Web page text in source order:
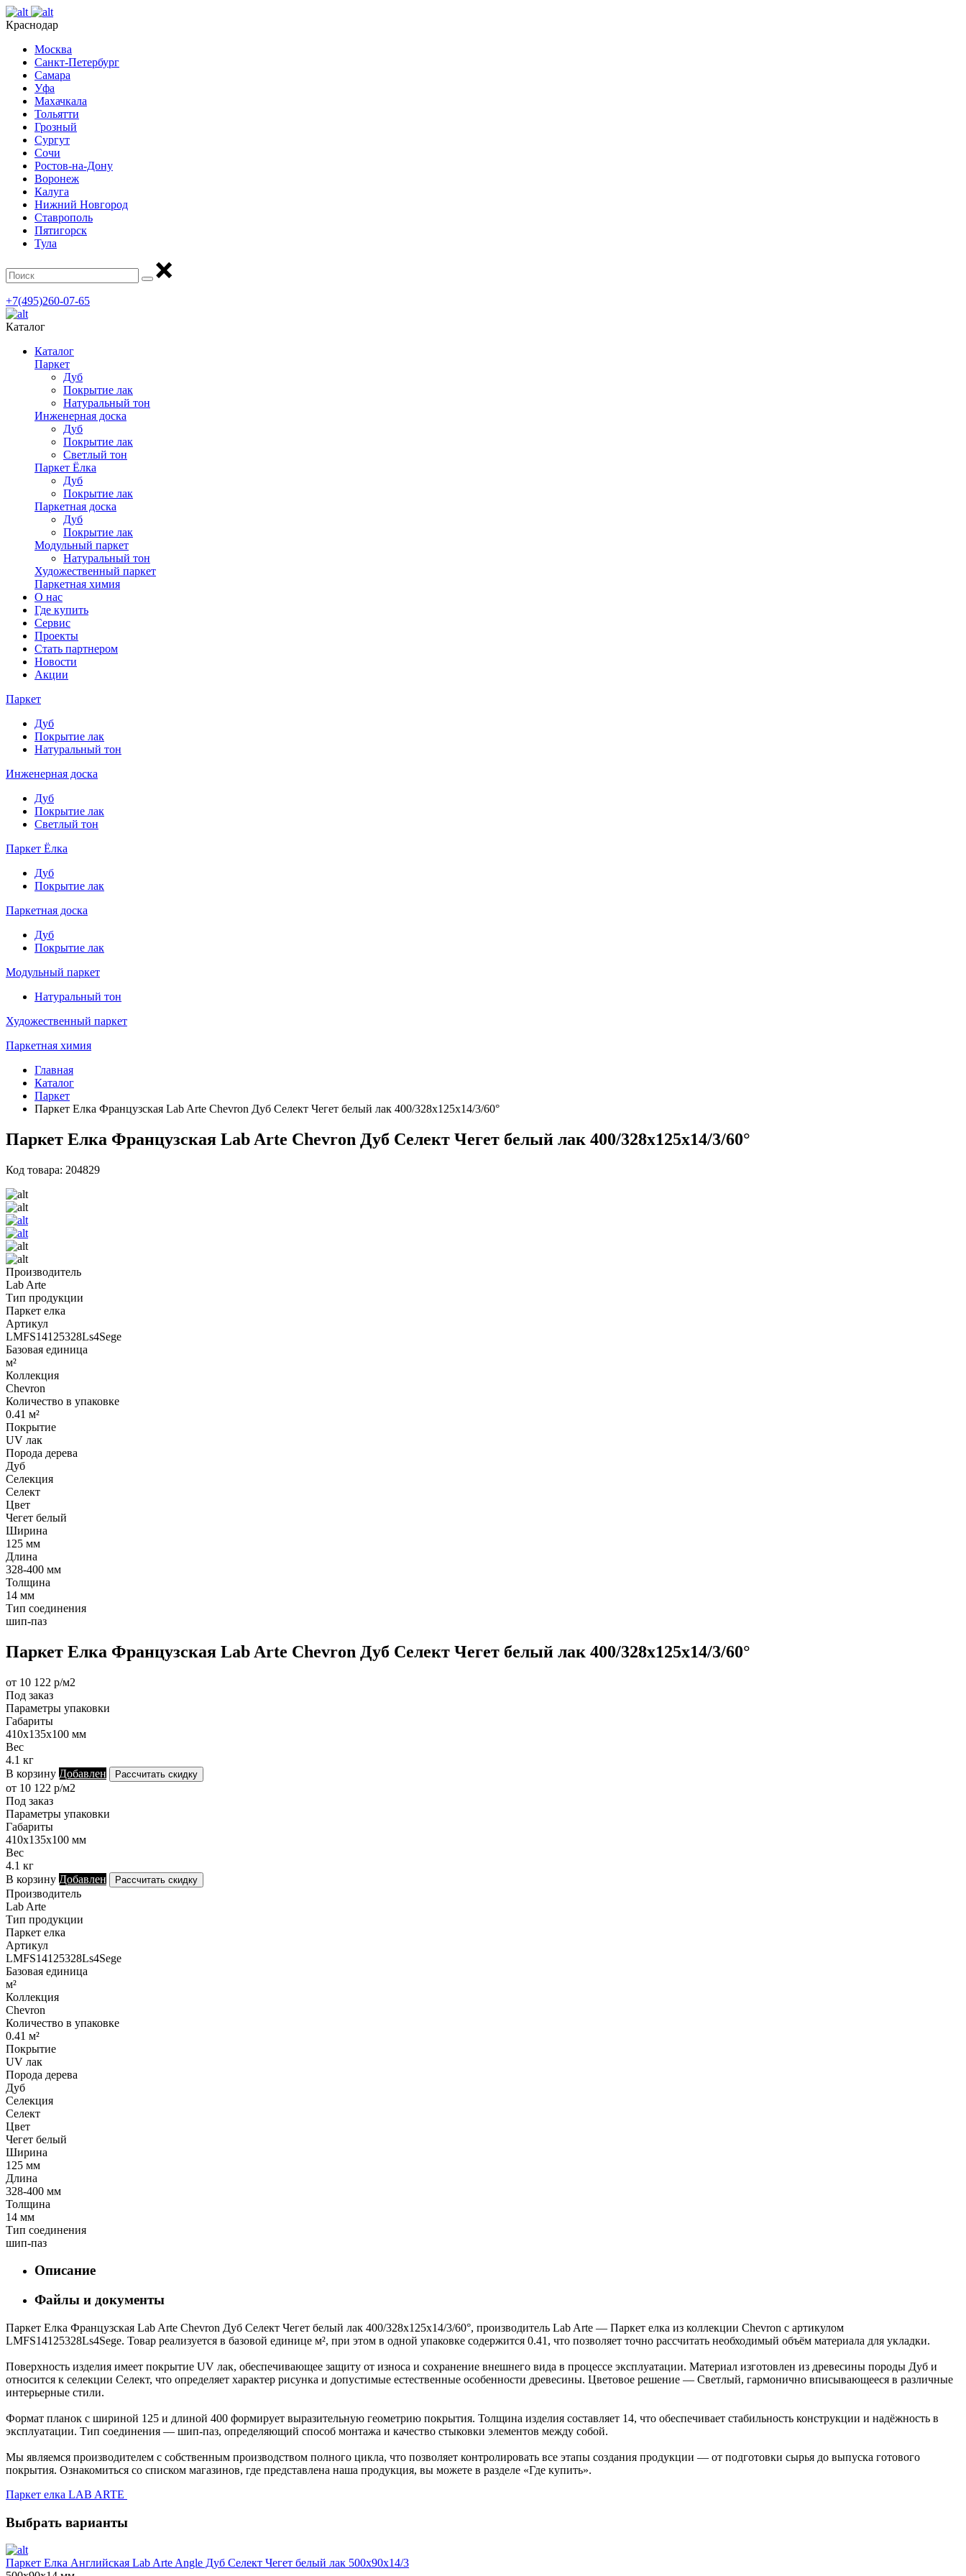
Краснодар
Москва
Санкт-Петербург
Самара
Уфа
Махачкала
Тольятти
Грозный
Сургут
Сочи
Ростов-на-Дону
Воронеж
Калуга
Нижний Новгород
Ставрополь
Пятигорск
Тула
+7(495)260-07-65
Каталог
Каталог
Паркет
Дуб
Покрытие лак
Натуральный тон
Инженерная доска
Дуб
Покрытие лак
Светлый тон
Паркет Ёлка
Дуб
Покрытие лак
Паркетная доска
Дуб
Покрытие лак
Модульный паркет
Натуральный тон
Художественный паркет
Паркетная химия
О нас
Где купить
Сервис
Проекты
Стать партнером
Новости
Акции
Паркет
Дуб
Покрытие лак
Натуральный тон
Инженерная доска
Дуб
Покрытие лак
Светлый тон
Паркет Ёлка
Дуб
Покрытие лак
Паркетная доска
Дуб
Покрытие лак
Модульный паркет
Натуральный тон
Художественный паркет
Паркетная химия
Главная
Каталог
Паркет
Паркет Елка Французская Lab Arte Chevron Дуб Селект Чегет белый лак 400/328х125х14/3/60°
Паркет Елка Французская Lab Arte Chevron Дуб Селект Чегет белый лак 400/328х125х14/3/60°
Код товара: 204829
Производитель
Lab Arte
Тип продукции
Паркет елка
Артикул
LMFS14125328Ls4Sege
Базовая единица
м²
Коллекция
Chevron
Количество в упаковке
0.41 м²
Покрытие
UV лак
Порода дерева
Дуб
Селекция
Селект
Цвет
Чегет белый
Ширина
125 мм
Длина
328-400 мм
Толщина
14 мм
Тип соединения
шип-паз
Паркет Елка Французская Lab Arte Chevron Дуб Селект Чегет белый лак 400/328х125х14/3/60°
от 10 122 р/м2
Под заказ
Параметры упаковки
Габариты
410х135х100 мм
Вес
4.1 кг
В корзину Добавлен Рассчитать скидку
от 10 122 р/м2
Под заказ
Параметры упаковки
Габариты
410х135х100 мм
Вес
4.1 кг
В корзину Добавлен Рассчитать скидку
Производитель
Lab Arte
Тип продукции
Паркет елка
Артикул
LMFS14125328Ls4Sege
Базовая единица
м²
Коллекция
Chevron
Количество в упаковке
0.41 м²
Покрытие
UV лак
Порода дерева
Дуб
Селекция
Селект
Цвет
Чегет белый
Ширина
125 мм
Длина
328-400 мм
Толщина
14 мм
Тип соединения
шип-паз
Описание
Файлы и документы
Паркет Елка Французская Lab Arte Chevron Дуб Селект Чегет белый лак 400/328х125х14/3/60°, производитель Lab Arte — Паркет елка из коллекции Chevron с артикулом
LMFS14125328Ls4Sege. Товар реализуется в базовой единице м², при этом в одной упаковке содержится 0.41, что позволяет точно рассчитать необходимый объём материала для укладки.
Поверхность изделия имеет покрытие UV лак, обеспечивающее защиту от износа и сохранение внешнего вида в процессе эксплуатации. Материал изготовлен из древесины породы Дуб и
относится к селекции Селект, что определяет характер рисунка и допустимые естественные особенности древесины. Цветовое решение — Светлый, гармонично вписывающееся в различные
интерьерные стили.
Формат планок с шириной 125 и длиной 400 формирует выразительную геометрию покрытия. Толщина изделия составляет 14, что обеспечивает стабильность конструкции и надёжность в
эксплуатации. Тип соединения — шип-паз, определяющий способ монтажа и качество стыковки элементов между собой.
Мы являемся производителем с собственным производством полного цикла, что позволяет контролировать все этапы создания продукции — от подготовки сырья до выпуска готового
покрытия. Ознакомиться со списком магазинов, где представлена наша продукция, вы можете в разделе «Где купить».
Паркет елка LAB ARTE
Выбрать варианты
Паркет Елка Английская Lab Arte Angle Дуб Селект Чегет белый лак 500х90х14/3